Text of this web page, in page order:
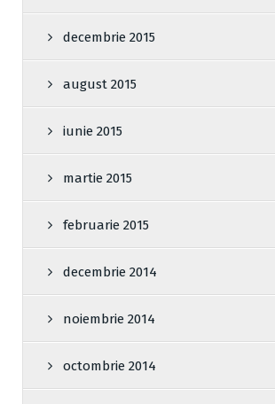
decembrie 2015
august 2015
iunie 2015
martie 2015
februarie 2015
decembrie 2014
noiembrie 2014
octombrie 2014